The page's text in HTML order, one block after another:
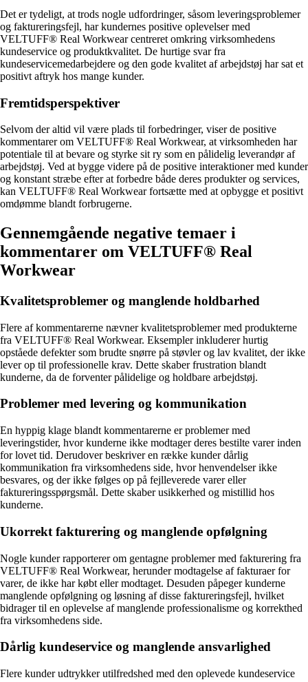
Det er tydeligt, at trods nogle udfordringer, såsom leveringsproblemer
og faktureringsfejl, har kundernes positive oplevelser med
VELTUFF® Real Workwear centreret omkring virksomhedens
kundeservice og produktkvalitet. De hurtige svar fra
kundeservicemedarbejdere og den gode kvalitet af arbejdstøj har sat et
positivt aftryk hos mange kunder.
Fremtidsperspektiver
Selvom der altid vil være plads til forbedringer, viser de positive
kommentarer om VELTUFF® Real Workwear, at virksomheden har
potentiale til at bevare og styrke sit ry som en pålidelig leverandør af
arbejdstøj. Ved at bygge videre på de positive interaktioner med kunder
og konstant stræbe efter at forbedre både deres produkter og services,
kan VELTUFF® Real Workwear fortsætte med at opbygge et positivt
omdømme blandt forbrugerne.
Gennemgående negative temaer i
kommentarer om VELTUFF® Real
Workwear
Kvalitetsproblemer og manglende holdbarhed
Flere af kommentarerne nævner kvalitetsproblemer med produkterne
fra VELTUFF® Real Workwear. Eksempler inkluderer hurtig
opståede defekter som brudte snørre på støvler og lav kvalitet, der ikke
lever op til professionelle krav. Dette skaber frustration blandt
kunderne, da de forventer pålidelige og holdbare arbejdstøj.
Problemer med levering og kommunikation
En hyppig klage blandt kommentarerne er problemer med
leveringstider, hvor kunderne ikke modtager deres bestilte varer inden
for lovet tid. Derudover beskriver en række kunder dårlig
kommunikation fra virksomhedens side, hvor henvendelser ikke
besvares, og der ikke følges op på fejlleverede varer eller
faktureringsspørgsmål. Dette skaber usikkerhed og mistillid hos
kunderne.
Ukorrekt fakturering og manglende opfølgning
Nogle kunder rapporterer om gentagne problemer med fakturering fra
VELTUFF® Real Workwear, herunder modtagelse af fakturaer for
varer, de ikke har købt eller modtaget. Desuden påpeger kunderne
manglende opfølgning og løsning af disse faktureringsfejl, hvilket
bidrager til en oplevelse af manglende professionalisme og korrekthed
fra virksomhedens side.
Dårlig kundeservice og manglende ansvarlighed
Flere kunder udtrykker utilfredshed med den oplevede kundeservice